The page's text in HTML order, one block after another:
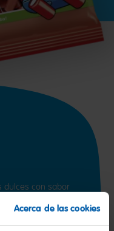
Acerca de las cookies
dulces con sabor